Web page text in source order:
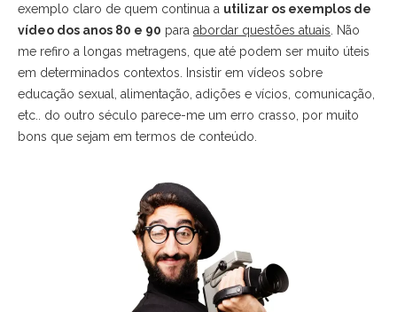
exemplo claro de quem continua a utilizar os exemplos de
vídeo dos anos 80 e 90 para abordar questões atuais . Não
me refiro a longas metragens, que até podem ser muito úteis
em determinados contextos. Insistir em vídeos sobre
educação sexual, alimentação, adições e vícios, comunicação,
etc.. do outro século parece-me um erro crasso, por muito
bons que sejam em termos de conteúdo.